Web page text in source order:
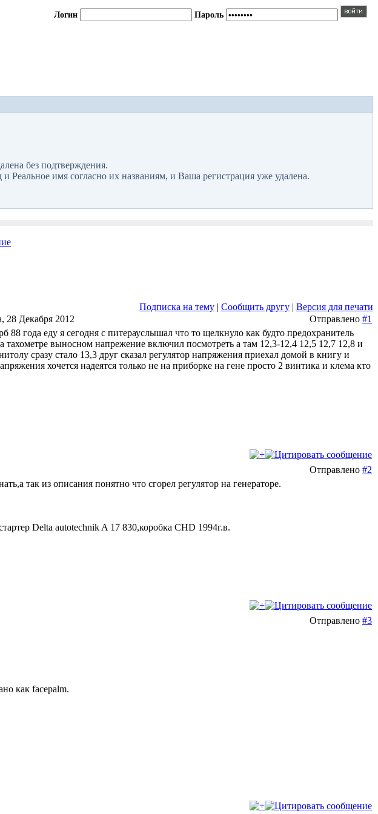
Логин Пароль
без подтверждения.
Реальное имя согласно их названиям, и Ваша регистрация уже удалена.
Подписка на тему | Сообщить другу | Версия для печати
28 Декабря 2012 Отправлено #1
88 года еду я сегодня с питерауслышал что то щелкнуло как будто предохранитель
тахометре выносном напрежение включил посмотреть а там 12,3-12,4 12,5 12,7 12,8 и
сразу стало 13,3 друг сказал регулятор напряжения приехал домой в книгу и
хочется надеятся только не на приборке на гене просто 2 винтика и клема кто
Отправлено #2
так из описания понятно что сгорел регулятор на генераторе.
Delta autotechnik A 17 830,коробка СНD 1994г.в.
Отправлено #3
как facepalm.